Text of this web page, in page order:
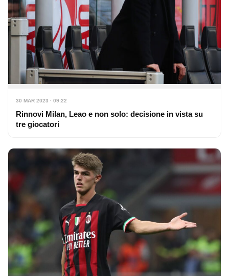
30 MAR 2023 · 09:22
Rinnovi Milan, Leao e non solo: decisione in vista su
tre giocatori